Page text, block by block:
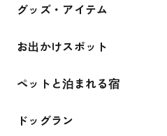
グッズ・アイテム
お出かけスポット
ペットと泊まれる宿
ドッグラン